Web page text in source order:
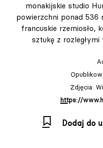
monakijskie studio
powierzchni ponad 536
francuskie rzemiosło,
sztukę z
Zdjęcia:
https://
Dodaj do